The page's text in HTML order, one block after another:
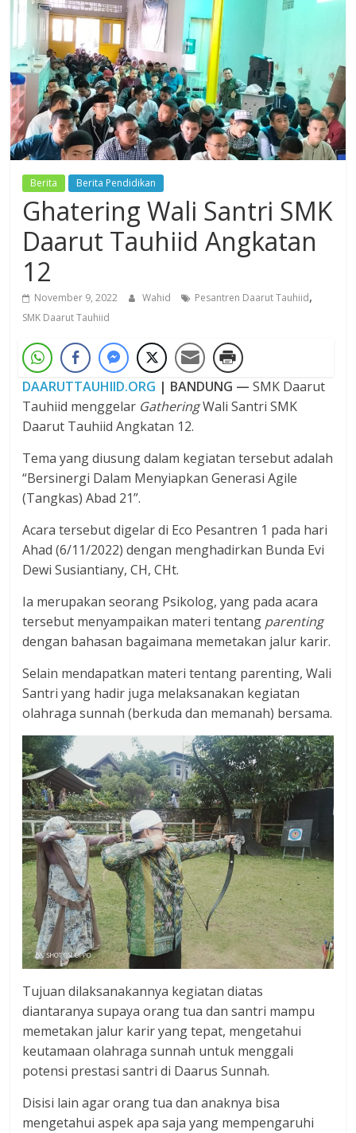
Dzikir,
Fikir,
Ikhtiar
Berita Berita Pendidikan
Ghatering Wali Santri SMK
Daarut Tauhiid Angkatan
12
November 9, 2022 Wahid Pesantren Daarut Tauhiid,
SMK Daarut Tauhiid
DAARUTTAUHIID.ORG | BANDUNG — SMK Daarut
Tauhiid menggelar GatheringWali Santri SMK
Daarut Tauhiid Angkatan 12.
Tema yang diusung dalam kegiatan tersebut adalah
“Bersinergi Dalam Menyiapkan Generasi Agile
(Tangkas) Abad 21”.
Acara tersebut digelar di Eco Pesantren 1 pada hari
Ahad (6/11/2022) dengan menghadirkan Bunda Evi
Dewi Susiantiany, CH, CHt.
Ia merupakan seorang Psikolog, yang pada acara
tersebut menyampaikan materi tentang parenting
dengan bahasan bagaimana memetakan jalur karir.
Selain mendapatkan materi tentang parenting, Wali
Santri yang hadir juga melaksanakan kegiatan
olahraga sunnah (berkuda dan memanah) bersama.
Tujuan dilaksanakannya kegiatan diatas
diantaranya supaya orang tua dan santri mampu
memetakan jalur karir yang tepat, mengetahui
keutamaan olahraga sunnah untuk menggali
potensi prestasi santri di Daarus Sunnah.
Disisi lain agar orang tua dan anaknya bisa
mengetahui aspek apa saja yang mempengaruhi